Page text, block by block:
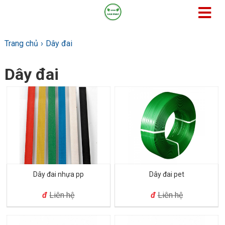
Trang chủ Dây đai
Dây đai
Dây đai nhựa pp
đ Liên hệ
Dây đai pet
đ Liên hệ